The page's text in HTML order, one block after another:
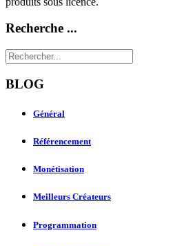
Recherche ...
BLOG
Général
Référencement
Monétisation
Meilleurs Créateurs
Programmation